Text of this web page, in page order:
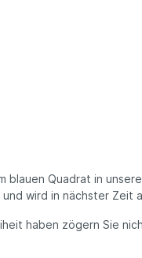
blauen Quadrat in
wird in nächster Zeit
haben zögern Sie